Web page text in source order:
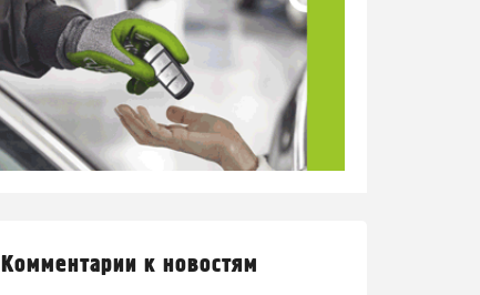
Комментарии к новостям